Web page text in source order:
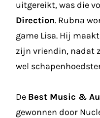
uitgereikt, was die
Direction. Rubna
game Lisa. Hij
zijn vriendin, nadat
wel
De Best Music &
gewonnen door